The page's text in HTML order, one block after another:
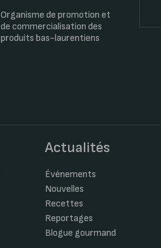
Organisme de promotion et
de commercialisation des
produits bas-laurentiens
Actualités
Événements
Nouvelles
Recettes
Reportages
Blogue gourmand